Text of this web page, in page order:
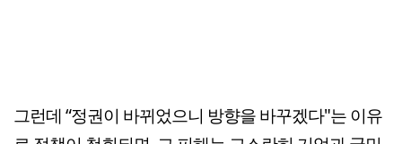
그런데 “정권이 바뀌었으니 방향을 바꾸겠다"는 이유